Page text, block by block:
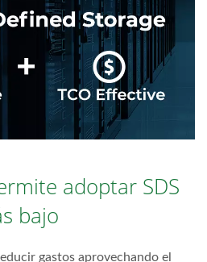
adoptar SDS
bajo
gastos aprovechando el